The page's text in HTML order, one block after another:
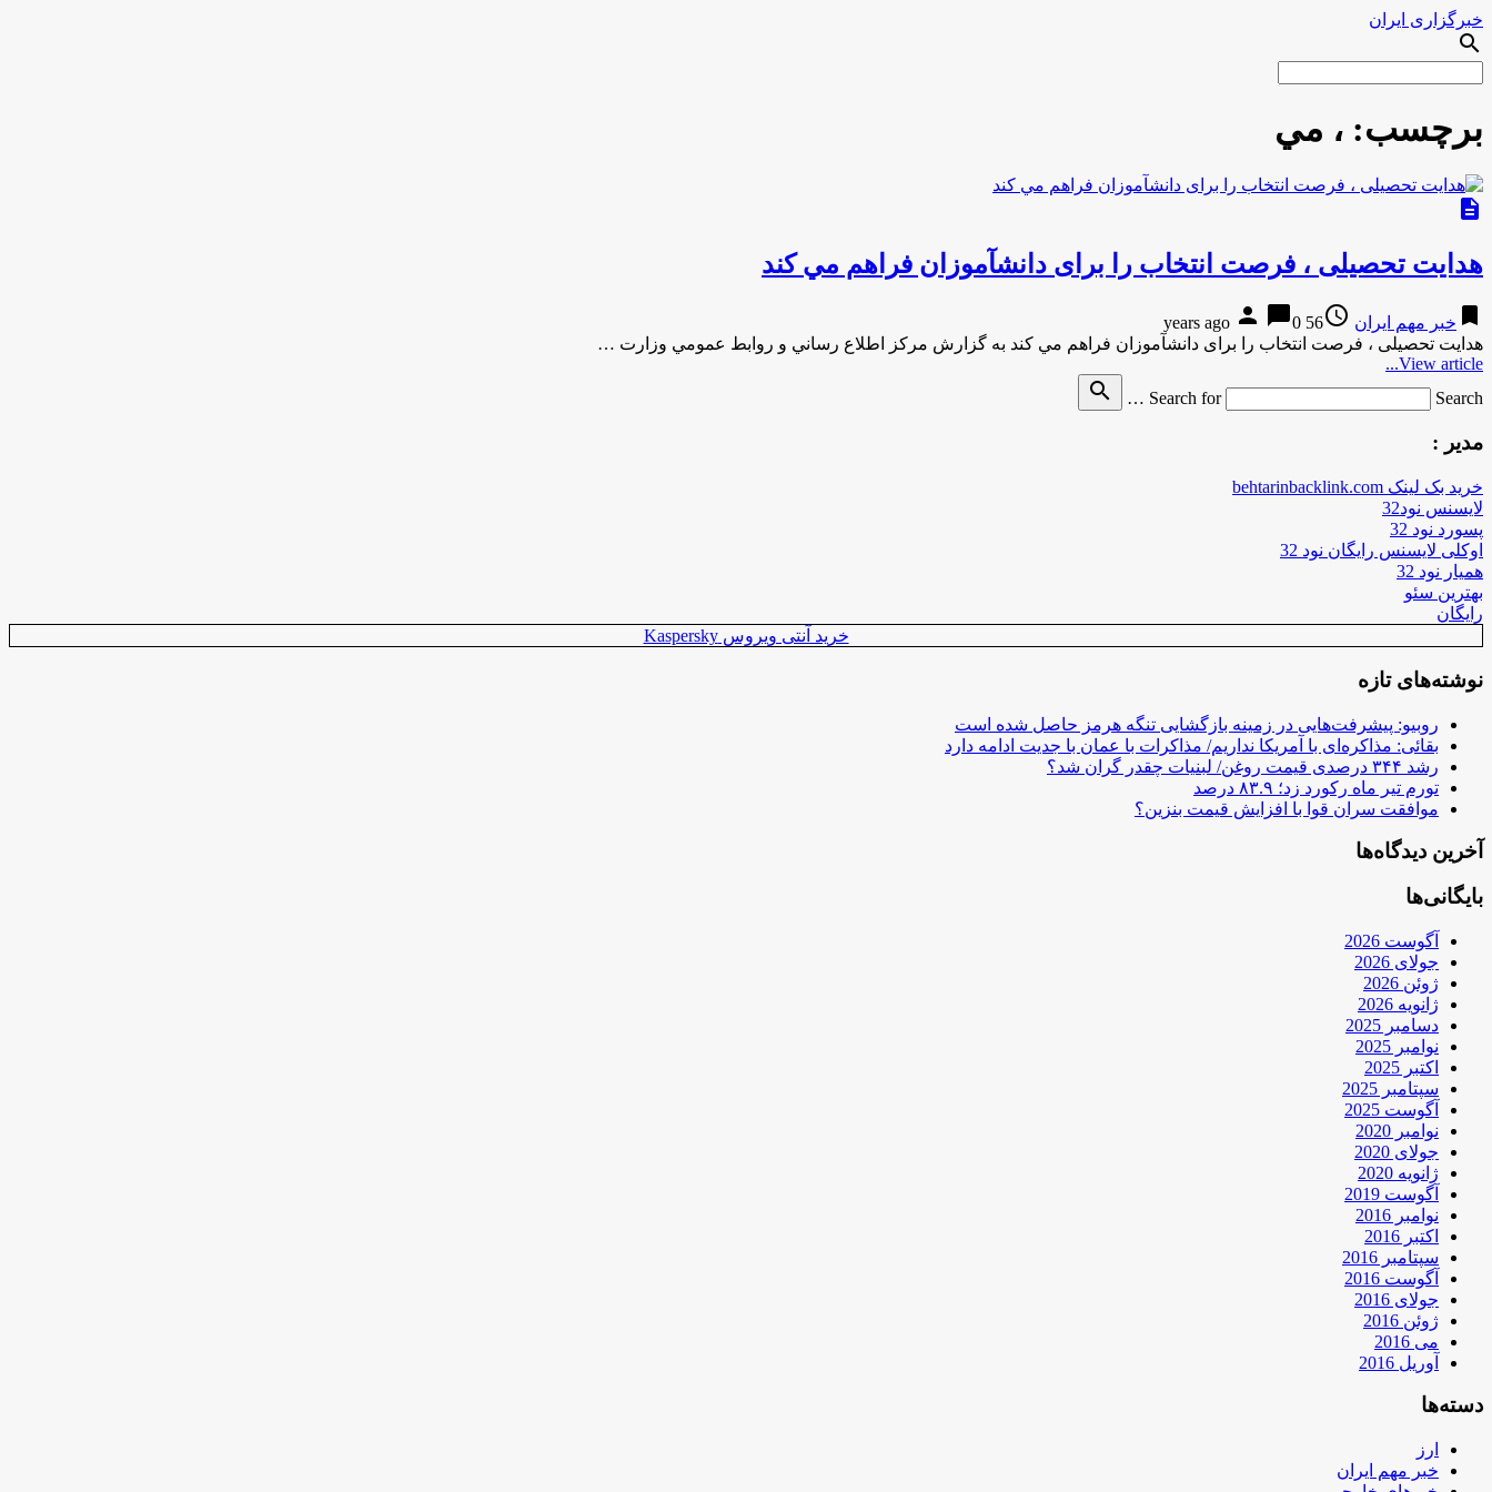
خبرگزاری ایران
search
برچسب: ، مي
description
هدایت تحصیلی ، فرصت‎ انتخاب را برای دانش‎آموزان فراهم مي کند
bookmark خبر مهم ایران access_time
56 years ago
person chat_bubble0
هدایت تحصیلی ، فرصت‎ انتخاب را برای دانش‎آموزان فراهم مي کند به گزارش مركز اطلاع رساني و روابط عمومي وزارت …
View article...
Search for
Search …
search
مدیر :
خرید بک لینک behtarinbacklink.com
لایسنس نود32
پسورد نود 32
اوکلی لایسنس رایگان نود 32
همیار نود 32
بهترین سئو
رایگان
خرید آنتی ویروس Kaspersky
نوشته‌های تازه
روبیو: پیشرفت‌هایی در زمینه بازگشایی تنگه هرمز حاصل شده است
بقائی: مذاکره‌ای با آمریکا نداریم/ مذاکرات با عمان با جدیت ادامه دارد
رشد ۳۴۴ درصدی قیمت روغن/ لبنیات چقدر گران شد؟
تورم تیر ماه رکورد زد؛ ۸۳.۹ درصد
موافقت سران قوا با افزایش قیمت بنزین؟
آخرین دیدگاه‌ها
بایگانی‌ها
آگوست 2026
جولای 2026
ژوئن 2026
ژانویه 2026
دسامبر 2025
نوامبر 2025
اکتبر 2025
سپتامبر 2025
آگوست 2025
نوامبر 2020
جولای 2020
ژانویه 2020
آگوست 2019
نوامبر 2016
اکتبر 2016
سپتامبر 2016
آگوست 2016
جولای 2016
ژوئن 2016
می 2016
آوریل 2016
دسته‌ها
ارز
خبر مهم ایران